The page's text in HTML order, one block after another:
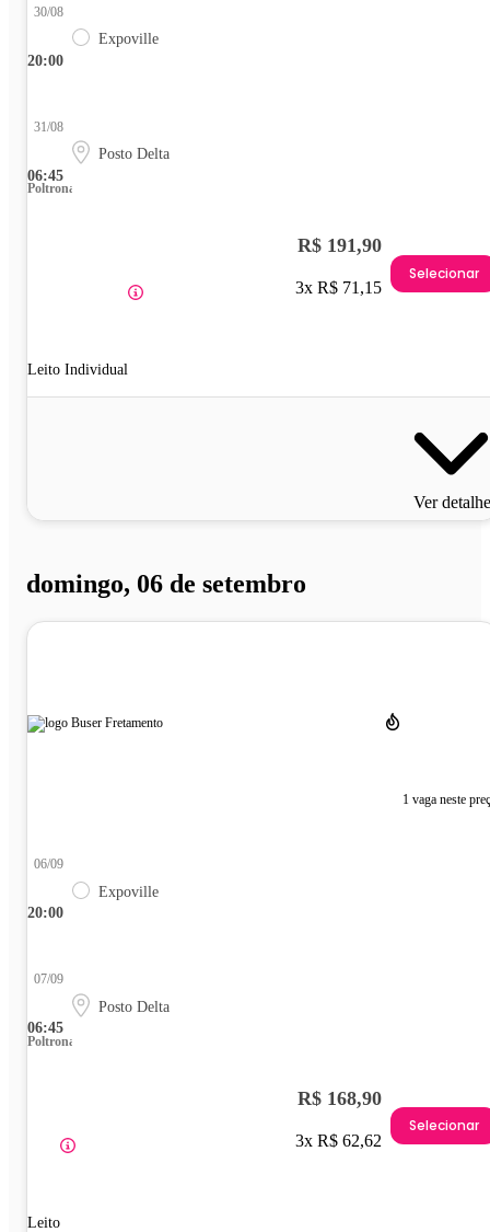
20:00
30/08
Expoville
06:45
31/08
Posto Delta
Poltrona
Leito Individual
R$ 191,90
3x R$ 71,15
Selecionar
Ver
domingo, 06 de setembro
1 vaga neste
20:00
06/09
Expoville
06:45
07/09
Posto Delta
Poltrona
Leito
R$ 168,90
3x R$ 62,62
Selecionar